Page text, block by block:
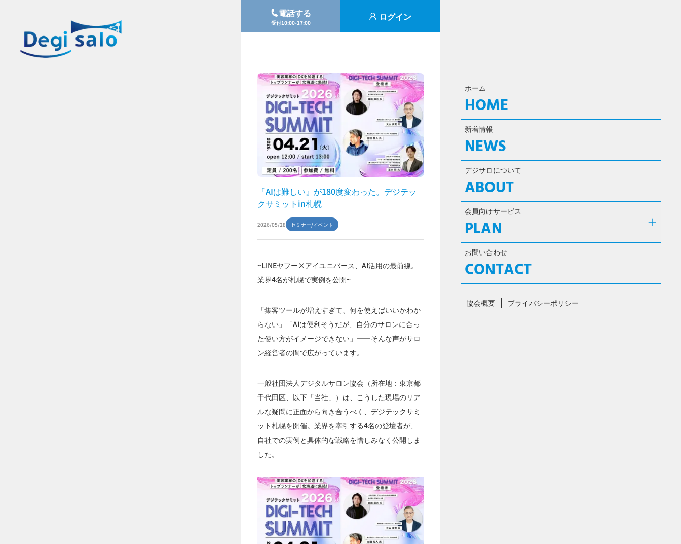
電話する
受付10:00-17:00 ログイン
『AIは難しい』が180度変わった。デジテッ
クサミットin札幌
2026/05/28 セミナー/イベント
~LINEヤフー×アイユニバース、AI活用の最前線。
業界4名が札幌で実例を公開~
「集客ツールが増えすぎて、何を使えばいいかわか
らない」「AIは便利そうだが、自分のサロンに合っ
た使い方がイメージできない」——そんな声がサロ
ン経営者の間で広がっています。
一般社団法人デジタルサロン協会（所在地：東京都
千代田区、以下「当社」）は、こうした現場のリア
ルな疑問に正面から向き合うべく、デジテックサミ
ット札幌を開催。業界を牽引する4名の登壇者が、
自社での実例と具体的な戦略を惜しみなく公開しま
した。
ホーム
HOME
新着情報
NEWS
デジサロについて
ABOUT
会員向けサービス
PLAN
お問い合わせ
CONTACT
協会概要 プライバシーポリシー